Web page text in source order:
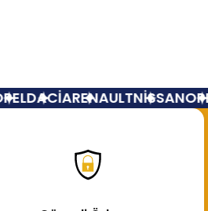
DACİARENAULTNİSSANOPEL